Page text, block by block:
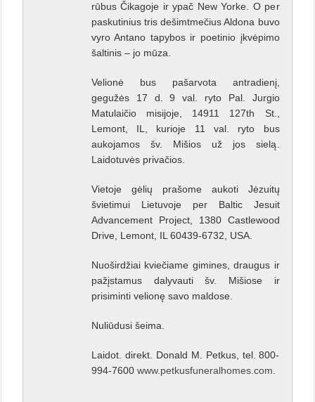
rūbus Čikagoje ir ypač New Yorke. O per
paskutinius tris dešimtmečius Aldona buvo
vyro Antano tapybos ir poetinio įkvėpimo
šaltinis – jo mūza.
Velionė bus pašarvota antradienį,
gegužės 17 d. 9 val. ryto Pal. Jurgio
Matulaičio misijoje, 14911 127th St.,
Lemont, IL, kurioje 11 val. ryto bus
aukojamos šv. Mišios už jos sielą.
Laidotuvės privačios.
Vietoje gėlių prašome aukoti Jėzuitų
švietimui Lietuvoje per Baltic Jesuit
Advancement Project, 1380 Castlewood
Drive, Lemont, IL 60439-6732, USA.
Nuoširdžiai kviečiame gimines, draugus ir
pažįstamus dalyvauti šv. Mišiose ir
prisiminti velionę savo maldose.
Nuliūdusi šeima.
Laidot. direkt. Donald M. Petkus, tel. 800-
994-7600 www.petkusfuneralhomes.com